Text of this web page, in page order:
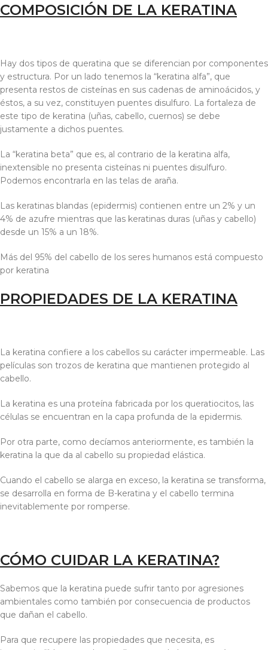
COMPOSICIÓN DE LA KERATINA
Hay dos tipos de queratina que se diferencian por componentes
y estructura. Por un lado tenemos la “keratina alfa”, que
presenta restos de cisteínas en sus cadenas de aminoácidos, y
éstos, a su vez, constituyen puentes disulfuro. La fortaleza de
este tipo de keratina (uñas, cabello, cuernos) se debe
justamente a dichos puentes.
La “keratina beta” que es, al contrario de la keratina alfa,
inextensible no presenta cisteínas ni puentes disulfuro.
Podemos encontrarla en las telas de araña.
Las keratinas blandas (epidermis) contienen entre un 2% y un
4% de azufre mientras que las keratinas duras (uñas y cabello)
desde un 15% a un 18%.
Más del 95% del cabello de los seres humanos está compuesto
por keratina
PROPIEDADES DE LA KERATINA
La keratina confiere a los cabellos su carácter impermeable. Las
películas son trozos de keratina que mantienen protegido al
cabello.
La keratina es una proteína fabricada por los queratiocitos, las
células se encuentran en la capa profunda de la epidermis.
Por otra parte, como decíamos anteriormente, es también la
keratina la que da al cabello su propiedad elástica.
Cuando el cabello se alarga en exceso, la keratina se transforma,
se desarrolla en forma de B-keratina y el cabello termina
inevitablemente por romperse.
CÓMO CUIDAR LA KERATINA?
Sabemos que la keratina puede sufrir tanto por agresiones
ambientales como también por consecuencia de productos
que dañan el cabello.
Para que recupere las propiedades que necesita, es